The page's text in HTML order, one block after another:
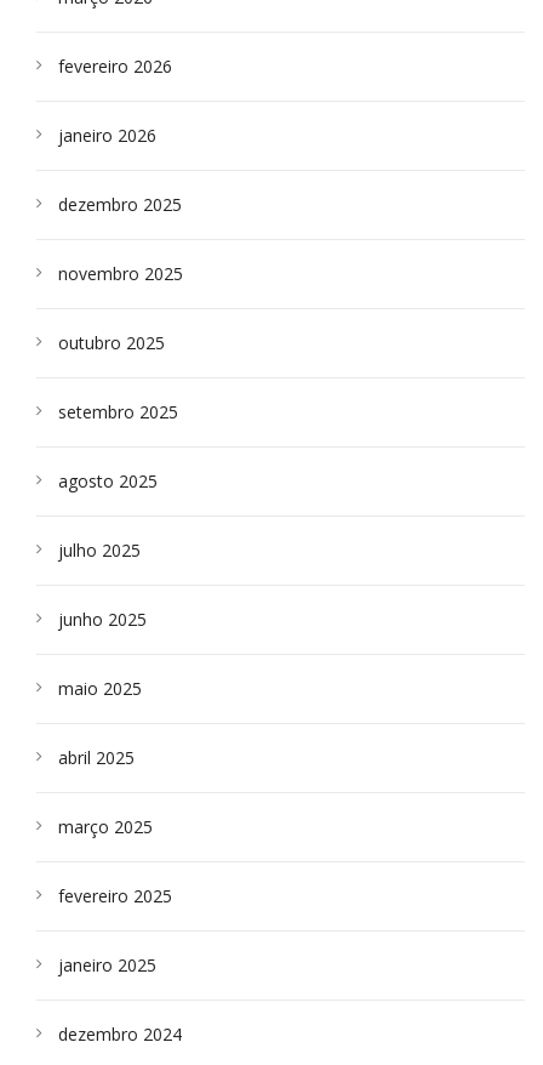
fevereiro 2026
janeiro 2026
dezembro 2025
novembro 2025
outubro 2025
setembro 2025
agosto 2025
julho 2025
junho 2025
maio 2025
abril 2025
março 2025
fevereiro 2025
janeiro 2025
dezembro 2024